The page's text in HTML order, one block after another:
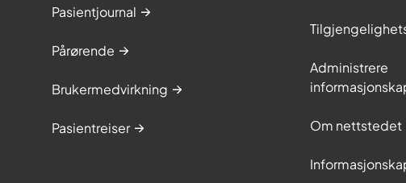
Pasientjournal
Pårørende
Brukermedvirkning
Pasientreiser
Administrere
Om nettstedet